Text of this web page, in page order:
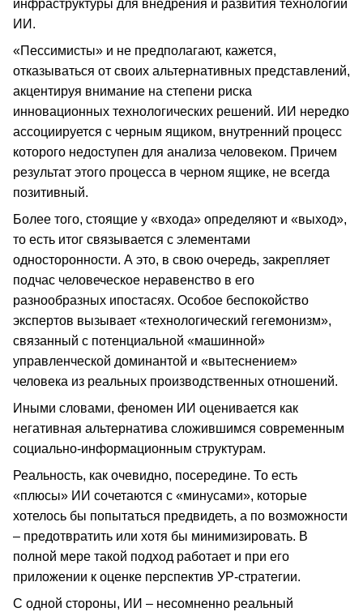
инфраструктуры для внедрения и развития технологий
ИИ.
«Пессимисты» и не предполагают, кажется,
отказываться от своих альтернативных представлений,
акцентируя внимание на степени риска
инновационных технологических решений. ИИ нередко
ассоциируется с черным ящиком, внутренний процесс
которого недоступен для анализа человеком. Причем
результат этого процесса в черном ящике, не всегда
позитивный.
Более того, стоящие у «входа» определяют и «выход»,
то есть итог связывается с элементами
односторонности. А это, в свою очередь, закрепляет
подчас человеческое неравенство в его
разнообразных ипостасях. Особое беспокойство
экспертов вызывает «технологический гегемонизм»,
связанный с потенциальной «машинной»
управленческой доминантой и «вытеснением»
человека из реальных производственных отношений.
Иными словами, феномен ИИ оценивается как
негативная альтернатива сложившимся современным
социально-информационным структурам.
Реальность, как очевидно, посередине. То есть
«плюсы» ИИ сочетаются с «минусами», которые
хотелось бы попытаться предвидеть, а по возможности
– предотвратить или хотя бы минимизировать. В
полной мере такой подход работает и при его
приложении к оценке перспектив УР-стратегии.
С одной стороны, ИИ – несомненно реальный